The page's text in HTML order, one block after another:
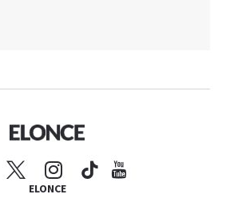
ELONCE